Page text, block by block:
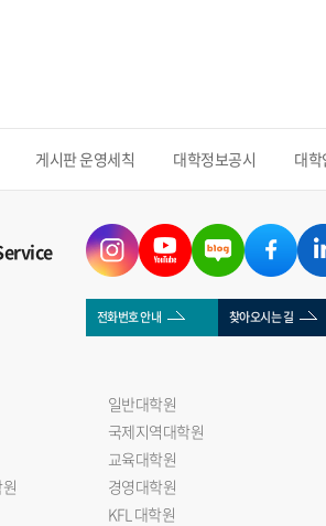
게시판 운영세칙 대학정보공시 대
전화번호 안내 찾아오시는 길
일반대학원
국제지역대학원
교육대학원
경영대학원
KFL 대학원